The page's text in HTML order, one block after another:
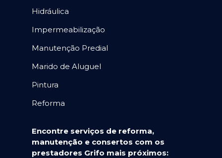
Hidráulica
Impermeabilização
Manutenção Predial
Marido de Aluguel
Pintura
Reforma
Encontre serviços de reforma,
manutenção e consertos com os
prestadores Grifo mais próximos: